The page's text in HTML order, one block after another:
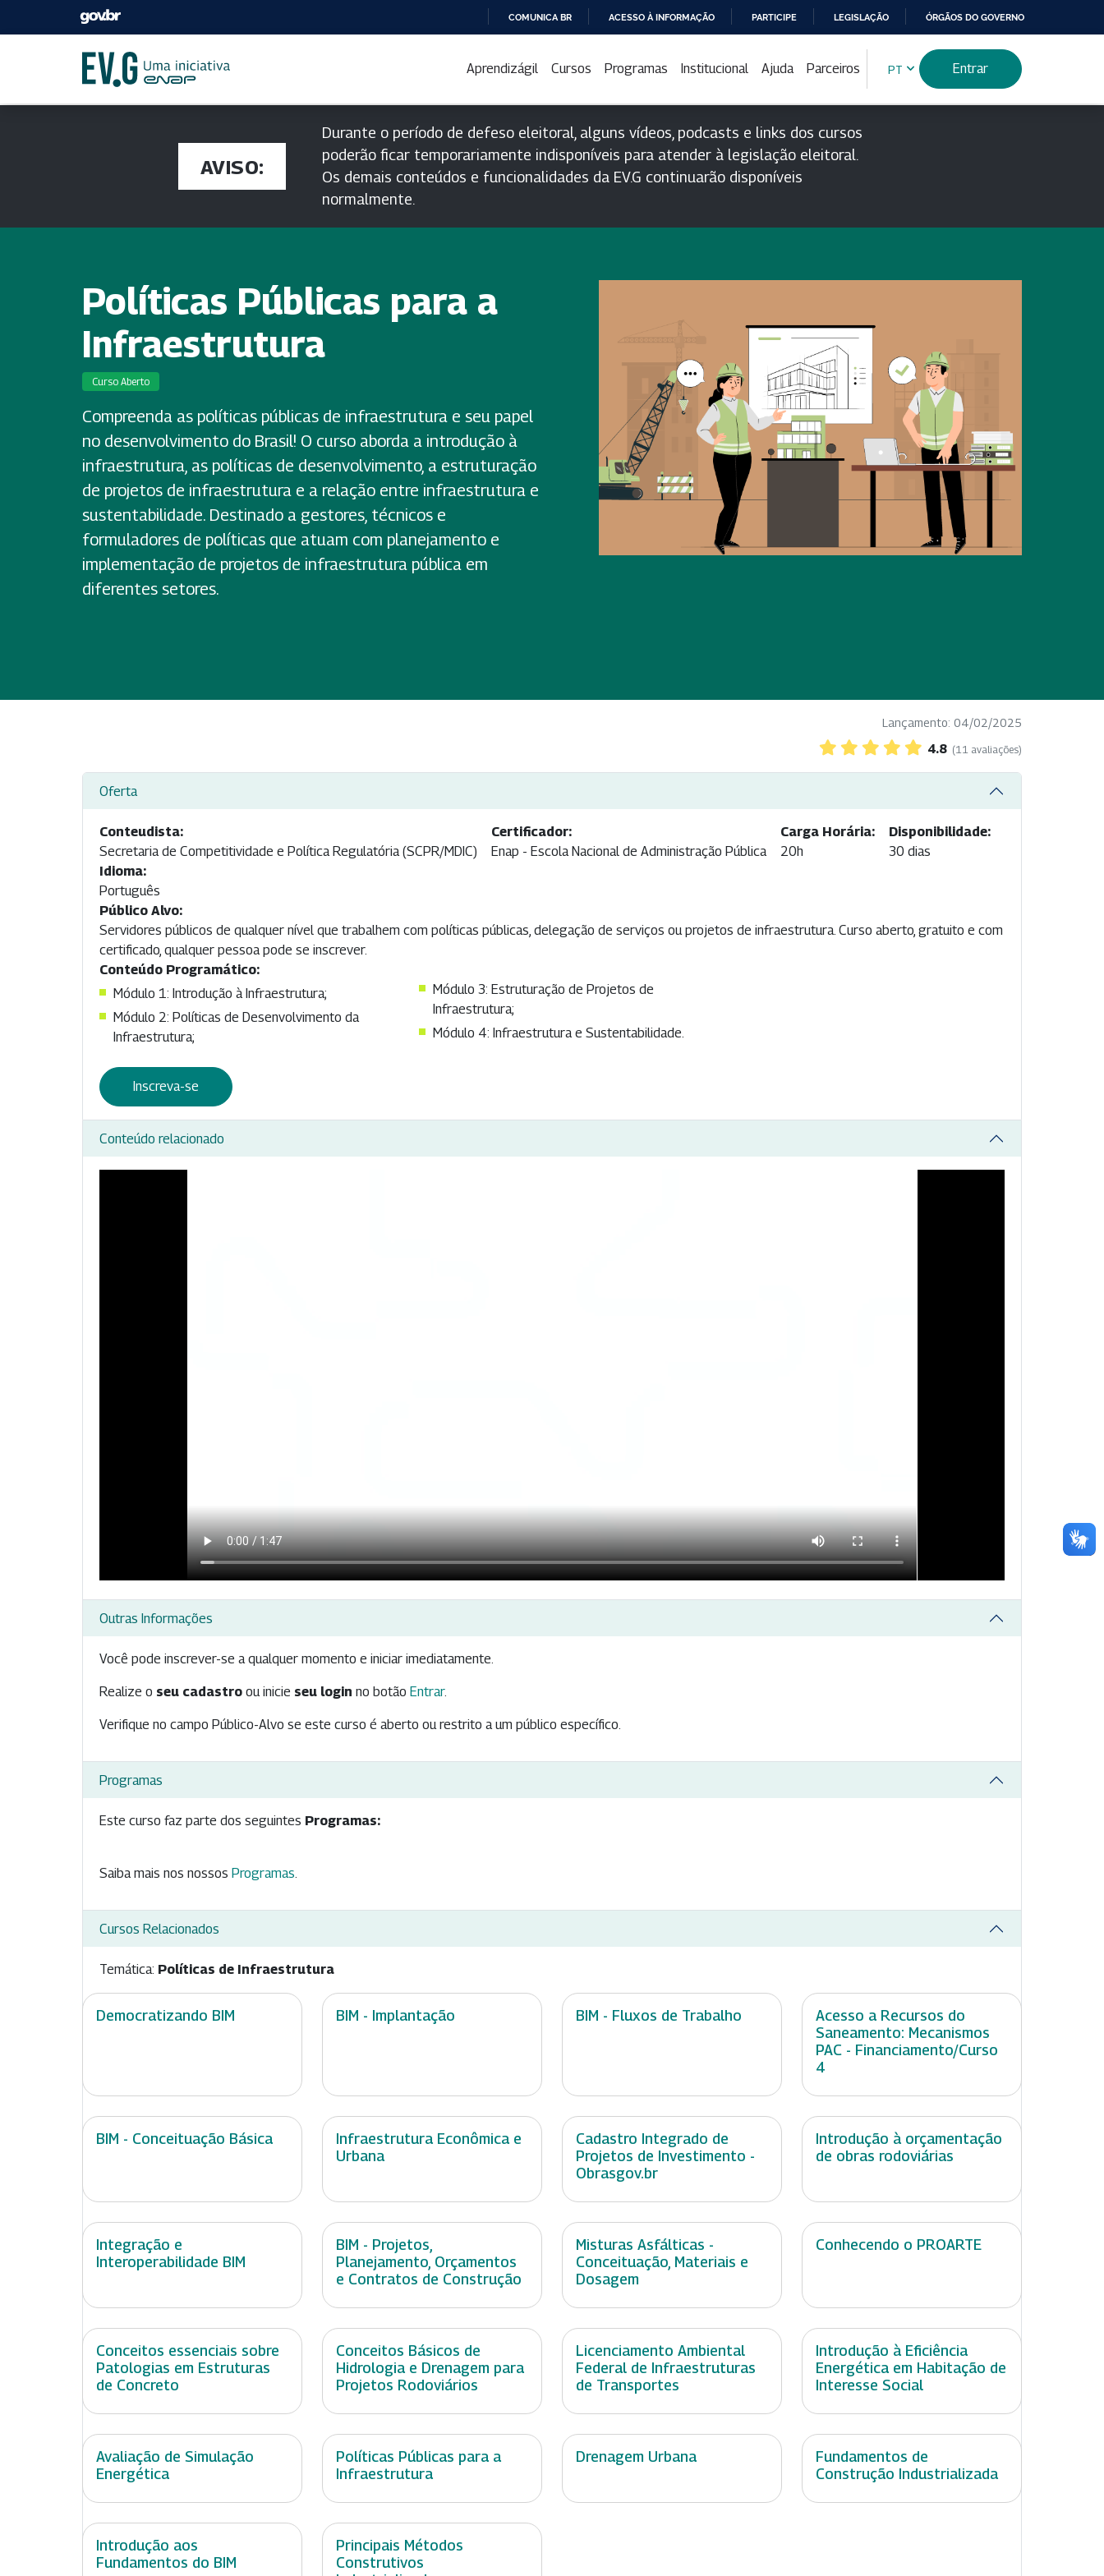
PARA
CONTEÚDO
COMUNICA BR ACESSO À INFORMAÇÃO PARTICIPE LEGISLAÇÃO ÓRGÃOS DO GOVERNO
Aprendizágil Cursos Programas Institucional Ajuda Parceiros PT Entrar
AVISO:
Durante o período de defeso eleitoral, alguns vídeos, podcasts e links dos cursos
poderão ficar temporariamente indisponíveis para atender à legislação eleitoral.
Os demais conteúdos e funcionalidades da EV.G continuarão disponíveis
normalmente.
Políticas Públicas para a
Infraestrutura
Curso Aberto
Compreenda as políticas públicas de infraestrutura e seu papel
no desenvolvimento do Brasil! O curso aborda a introdução à
infraestrutura, as políticas de desenvolvimento, a estruturação
de projetos de infraestrutura e a relação entre infraestrutura e
sustentabilidade. Destinado a gestores, técnicos e
formuladores de políticas que atuam com planejamento e
implementação de projetos de infraestrutura pública em
diferentes setores.
Lançamento: 04/02/2025
4.8 (11 avaliações)
Oferta
Conteudista:
Secretaria de Competitividade e Política Regulatória (SCPR/MDIC)
Certificador:
Enap - Escola Nacional de Administração Pública
Carga Horária:
20h
Disponibilidade:
30 dias
Idioma:
Português
Público Alvo:
Servidores públicos de qualquer nível que trabalhem com políticas públicas, delegação de serviços ou projetos de infraestrutura. Curso aberto, gratuito e com
certificado, qualquer pessoa pode se inscrever.
Conteúdo Programático:
Módulo 1: Introdução à Infraestrutura;
Módulo 2: Políticas de Desenvolvimento da
Infraestrutura;
Módulo 3: Estruturação de Projetos de
Infraestrutura;
Módulo 4: Infraestrutura e Sustentabilidade.
Inscreva-se
Conteúdo relacionado
Outras Informações
Você pode inscrever-se a qualquer momento e iniciar imediatamente.
Realize o seu cadastro ou inicie seu login no botão Entrar.
Verifique no campo Público-Alvo se este curso é aberto ou restrito a um público específico.
Programas
Este curso faz parte dos seguintes Programas:
Saiba mais nos nossos Programas.
Cursos Relacionados
Temática: Políticas de Infraestrutura
Democratizando BIM BIM - Implantação BIM - Fluxos de Trabalho
Acesso a Recursos do
Saneamento: Mecanismos
PAC - Financiamento/Curso
4
BIM - Conceituação Básica
Infraestrutura Econômica e
Urbana
Cadastro Integrado de
Projetos de Investimento -
Obrasgov.br
Introdução à orçamentação
de obras rodoviárias
Integração e
Interoperabilidade BIM
BIM - Projetos,
Planejamento, Orçamentos
e Contratos de Construção
Misturas Asfálticas -
Conceituação, Materiais e
Dosagem
Conhecendo o PROARTE
Conceitos essenciais sobre
Patologias em Estruturas
de Concreto
Conceitos Básicos de
Hidrologia e Drenagem para
Projetos Rodoviários
Licenciamento Ambiental
Federal de Infraestruturas
de Transportes
Introdução à Eficiência
Energética em Habitação de
Interesse Social
Avaliação de Simulação
Energética
Políticas Públicas para a
Infraestrutura
Drenagem Urbana
Fundamentos de
Construção Industrializada
Introdução aos
Fundamentos do BIM
Principais Métodos
Construtivos